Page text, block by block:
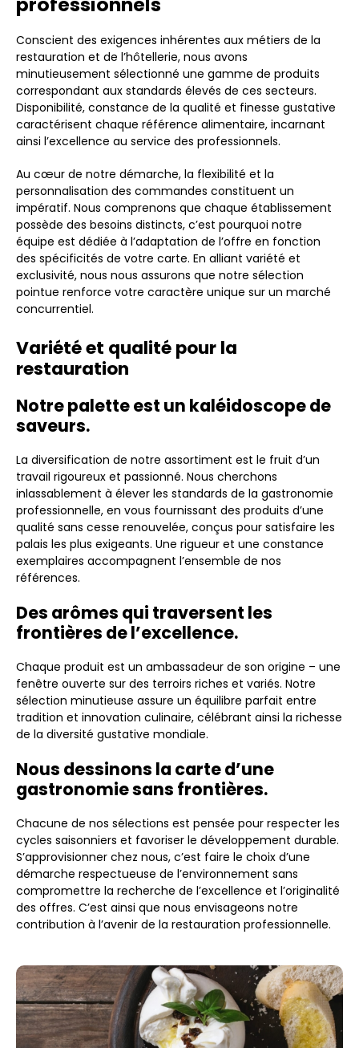
Conscient des exigences inhérentes aux métiers de la
restauration et de l’hôtellerie, nous avons
minutieusement sélectionné une gamme de produits
correspondant aux standards élevés de ces secteurs.
Disponibilité, constance de la qualité et finesse gustative
caractérisent chaque référence alimentaire, incarnant
ainsi l’excellence au service des professionnels.
Au cœur de notre démarche, la flexibilité et la
personnalisation des commandes constituent un
impératif. Nous comprenons que chaque établissement
possède des besoins distincts, c’est pourquoi notre
équipe est dédiée à l’adaptation de l’offre en fonction
des spécificités de votre carte. En alliant variété et
exclusivité, nous nous assurons que notre sélection
pointue renforce votre caractère unique sur un marché
concurrentiel.
Variété et qualité pour la
restauration
Notre palette est un kaléidoscope de
saveurs.
La diversification de notre assortiment est le fruit d’un
travail rigoureux et passionné. Nous cherchons
inlassablement à élever les standards de la gastronomie
professionnelle, en vous fournissant des produits d’une
qualité sans cesse renouvelée, conçus pour satisfaire les
palais les plus exigeants. Une rigueur et une constance
exemplaires accompagnent l’ensemble de nos
références.
Des arômes qui traversent les
frontières de l’excellence.
Chaque produit est un ambassadeur de son origine – une
fenêtre ouverte sur des terroirs riches et variés. Notre
sélection minutieuse assure un équilibre parfait entre
tradition et innovation culinaire, célébrant ainsi la richesse
de la diversité gustative mondiale.
Nous dessinons la carte d’une
gastronomie sans frontières.
Chacune de nos sélections est pensée pour respecter les
cycles saisonniers et favoriser le développement durable.
S’approvisionner chez nous, c’est faire le choix d’une
démarche respectueuse de l’environnement sans
compromettre la recherche de l’excellence et l’originalité
des offres. C’est ainsi que nous envisageons notre
contribution à l’avenir de la restauration professionnelle.